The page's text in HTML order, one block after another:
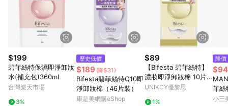
訂單中同一商品不論件數計算，請依訂單成立當下LINE購物的回
饋機制為準。
$199
碧菲絲特保濕即淨卸妝
水(補充包)360ml
台灣樂天市場
3%
歷史低價
$189 (降$31)
Bifesta碧菲絲特Q10即
淨卸妝棉（46片裝）
康是美網購eShop
$89
【Bifesta 碧菲絲特】
濃妝即淨卸妝棉 10片
裝
UNIKCY優黎思
1%
降價
$94
菲絲
棉
小三